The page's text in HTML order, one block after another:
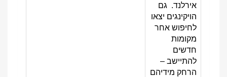
אירלנד. גם
הויקינגים יצאו
לחיפוש אחר
מקומות
חדשים
להתיישב –
הרחק מידיהם